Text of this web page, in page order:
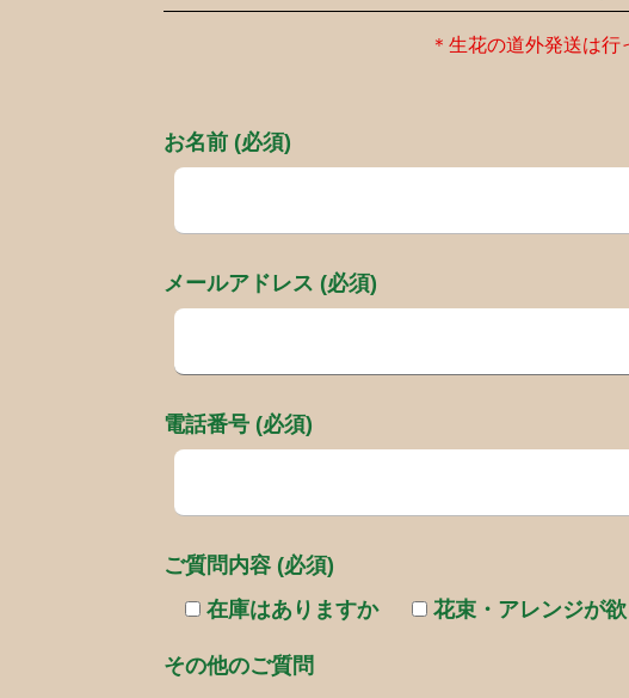
＊生花の道外発送は
お名前 (必須)
メールアドレス (必須)
電話番号 (必須)
ご質問内容 (必須)
在庫はありますか
花束・アレンジが
その他のご質問